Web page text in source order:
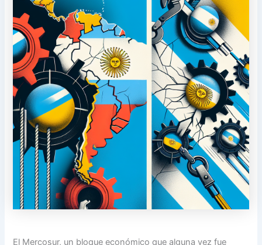
El Mercosur, un bloque económico que alguna vez fue